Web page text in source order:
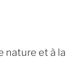
nature et à la